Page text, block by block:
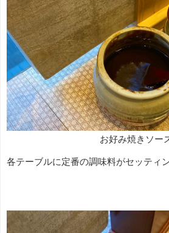
お好み焼きソー
各テーブルに定番の調味料がセッティ